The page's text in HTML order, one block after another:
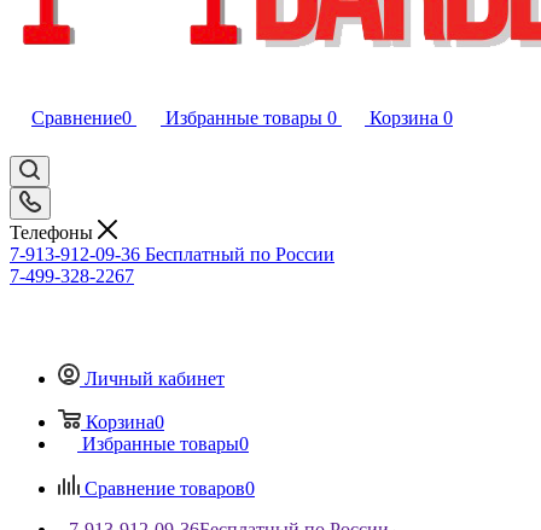
Сравнение0 Избранные товары 0 Корзина 0
Телефоны
7-913-912-09-36 Бесплатный по России
7-499-328-2267
Личный кабинет
Корзина0
Избранные товары0
Сравнение товаров0